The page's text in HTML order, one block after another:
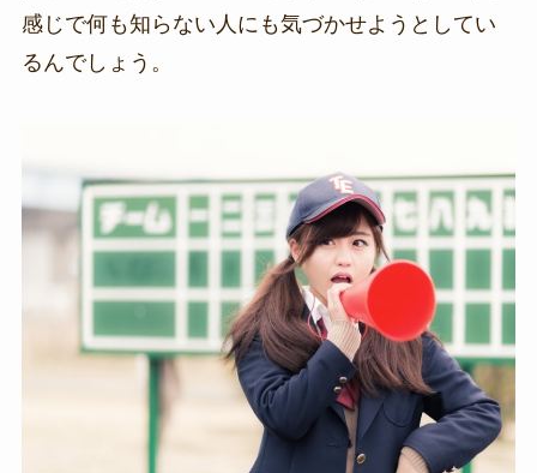
感じで何も知らない人にも気づかせようとしてい
るんでしょう。